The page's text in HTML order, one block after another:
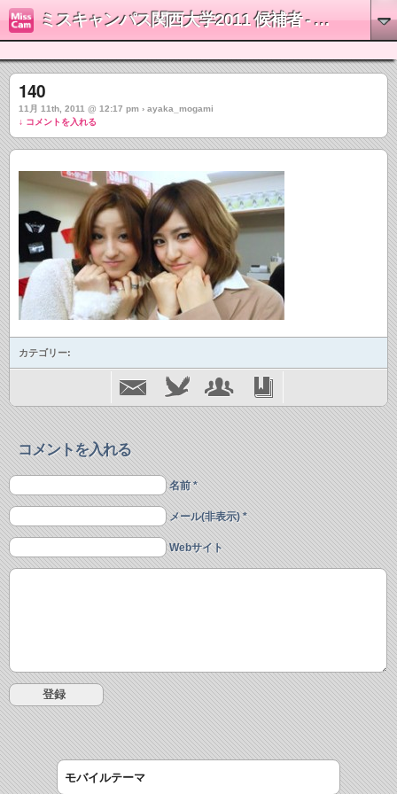
ミスキャンパス関西大学2011 候補者 - 最上彩佳
140
11月 11th, 2011 @ 12:17 pm › ayaka_mogami
↓ コメントを入れる
カテゴリー:
コメントを入れる
名前 *
メール(非表示) *
Webサイト
モバイルテーマ